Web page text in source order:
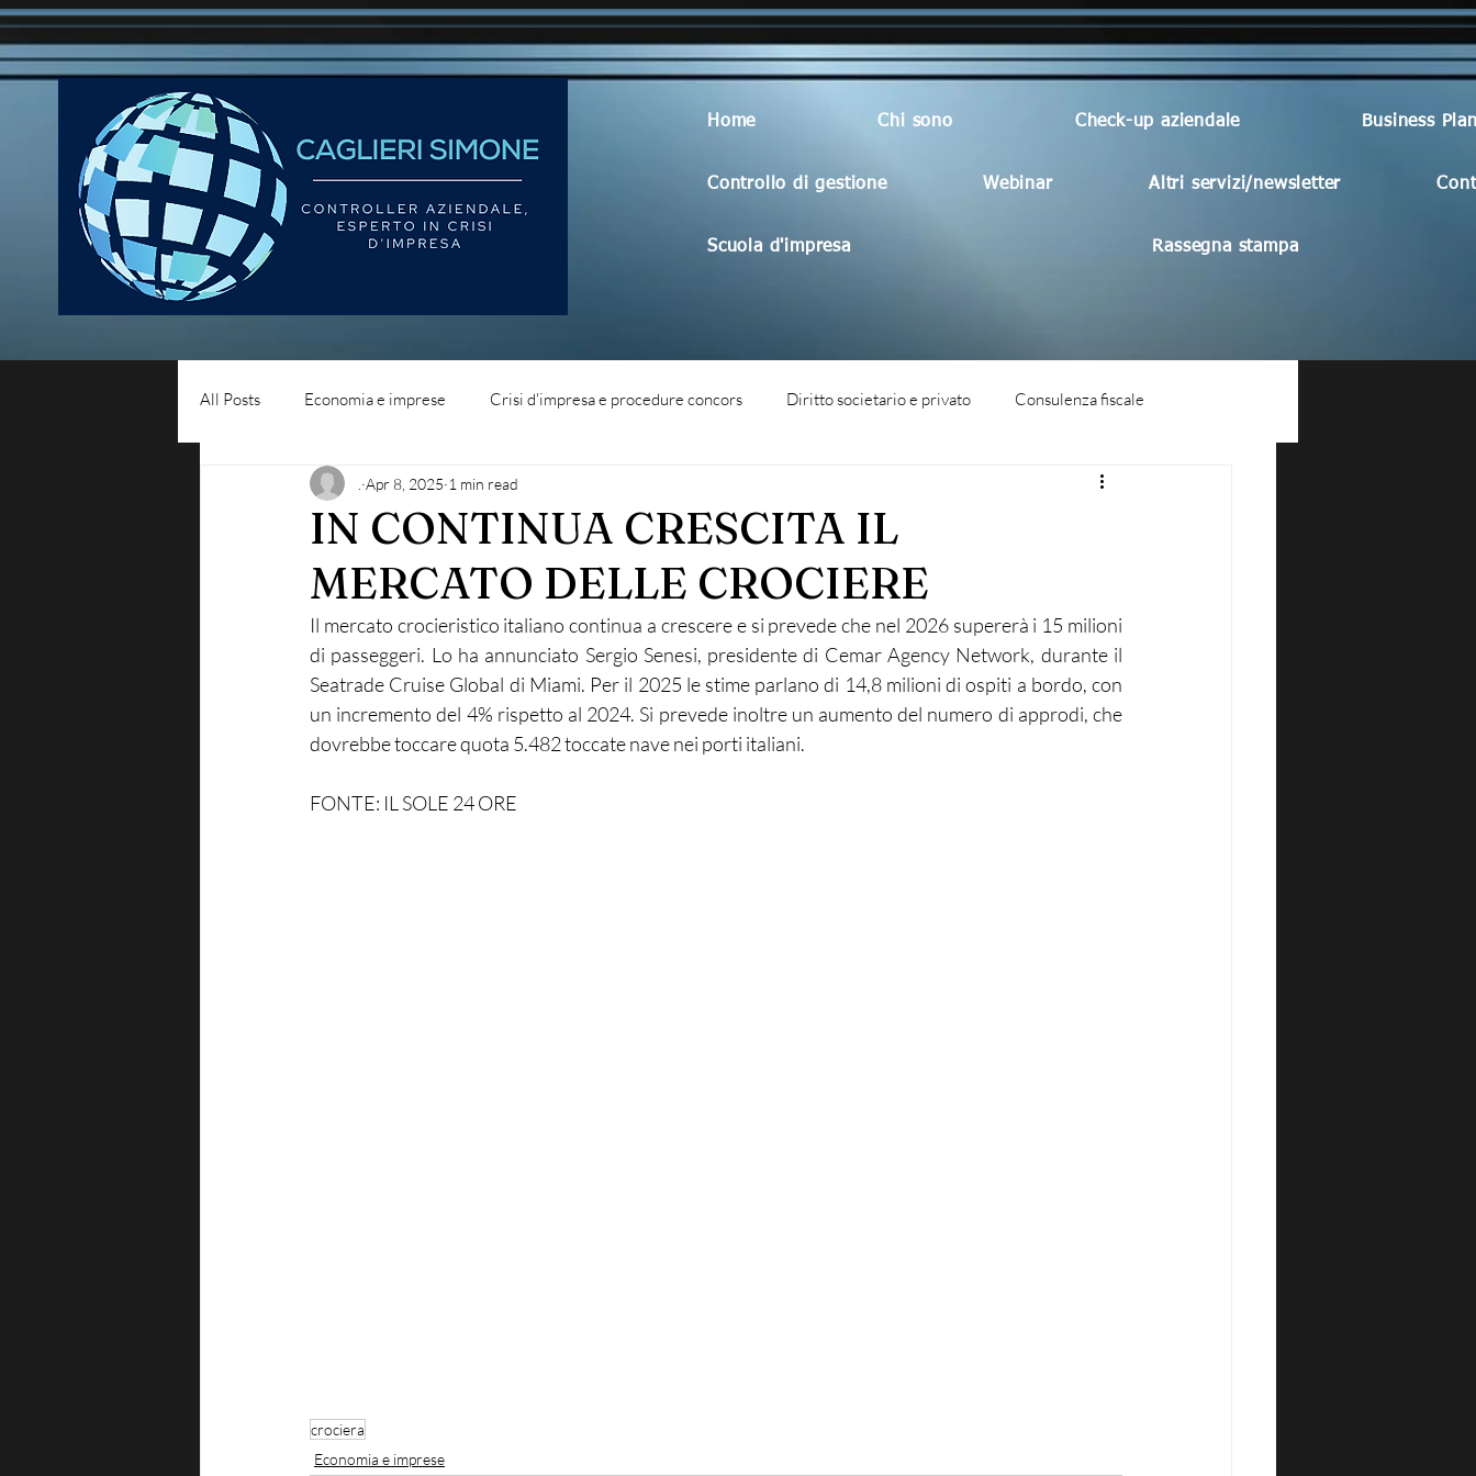
Home Chi sono Check-up aziendale Business
Controllo di gestione Webinar Altri servizi/newsletter
Scuola d'impresa Rassegna stampa
All Posts Economia e imprese Crisi d'impresa e procedure concors Diritto societario e privato Consulenza fiscale
Diritto del lavoro Blog - liquidità aziendale
IN CONTINUA CRESCITA IL
MERCATO DELLE CROCIERE
Apr 8, 2025 1 min read
Il mercato crocieristico italiano continua a crescere e si prevede che nel 2026 supererà i 15 milioni
di passeggeri. Lo ha annunciato Sergio Senesi, presidente di Cemar Agency Network, durante il
Seatrade Cruise Global di Miami. Per il 2025 le stime parlano di 14,8 milioni di ospiti a bordo, con
un incremento del 4% rispetto al 2024. Si prevede inoltre un aumento del numero di approdi, che
dovrebbe toccare quota 5.482 toccate nave nei porti italiani.
FONTE: IL SOLE 24 ORE
crociera
Economia e imprese